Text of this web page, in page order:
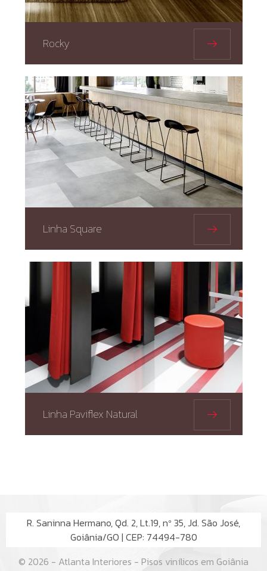
Rocky
Linha Square
Linha Paviflex Natural
R. Saninna Hermano, Qd. 2, Lt.19, nº 35, Jd. São José,
Goiânia/GO | CEP: 74494-780
© 2026 - Atlanta Interiores - Pisos vinílicos em Goiânia